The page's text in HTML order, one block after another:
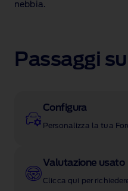
nebbia.
Passaggi
Configura
Personalizza la tua
Valutazione usato
Clicca qui per